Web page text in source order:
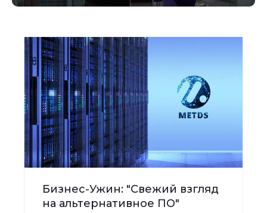
Бизнес-Ужин: "Свежий взгляд
на альтернативное ПО"